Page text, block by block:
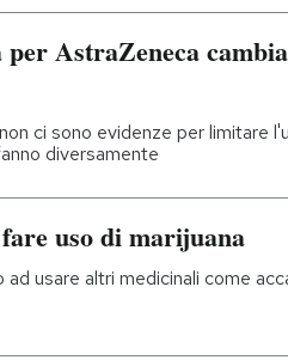
AstraZeneca
ci sono evidenze per limitare
diversamente
uso di marijuana
usare altri medicinali come